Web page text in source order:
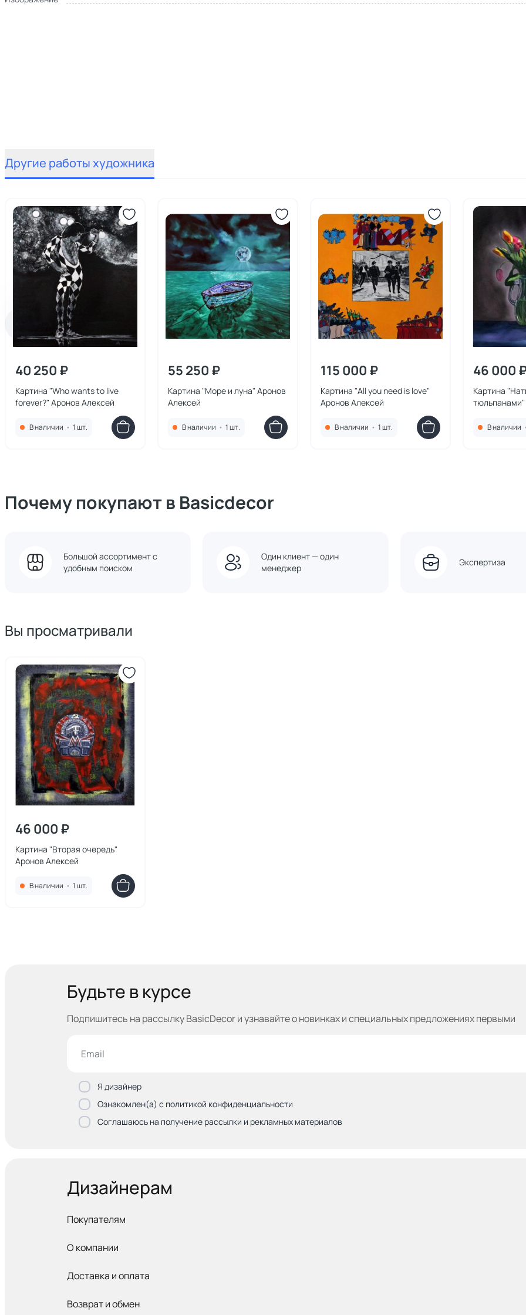
Другие работы художника
40 250 ₽
Картина "Who wants to live
forever?" Аронов Алексей
В наличии • 1 шт.
55 250 ₽
Картина "Море и луна" Аронов
Алексей
В наличии • 1 шт.
115 000 ₽
Картина "All you need is love"
Аронов Алексей
В наличии • 1 шт.
46 000
Картина
В наличии •
Почему покупают в Basicdecor
Большой ассортимент с
удобным поиском
Один клиент — один
менеджер
Экспертиза
Вы просматривали
46 000 ₽
Картина "Вторая очередь"
Аронов Алексей
В наличии • 1 шт.
Будьте в курсе
Подпишитесь на рассылку BasicDecor и узнавайтео новинках и специальных предложениях первыми
Я дизайнер
Ознакомлен(а) с политикой конфиденциальности
Соглашаюсь на получение рассылки и рекламных материалов
Дизайнерам
Покупателям
О компании
Доставка и оплата
Возврат и обмен